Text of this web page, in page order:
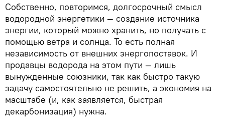
Собственно, повторимся, долгосрочный смысл
водородной энергетики — создание источника
энергии, который можно хранить, но получать с
помощью ветра и солнца. То есть полная
независимость от внешних энергопоставок. И
продавцы водорода на этом пути — лишь
вынужденные союзники, так как быстро такую
задачу самостоятельно не решить, а экономия на
масштабе (и, как заявляется, быстрая
декарбонизация) нужна.